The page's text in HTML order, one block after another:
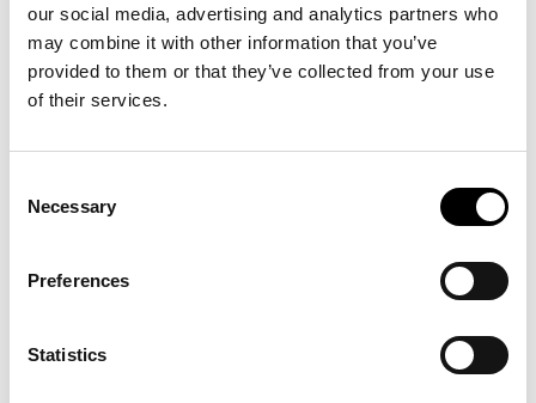
our social media, advertising and analytics partners who
may combine it with other information that you’ve
provided to them or that they’ve collected from your use
of their services.
Selection
Necessary
Preferences
Statistics
”Kommentarer” i adminpanelen.
Kommentarsförfattares profilbilder kommer från
Gravatar.